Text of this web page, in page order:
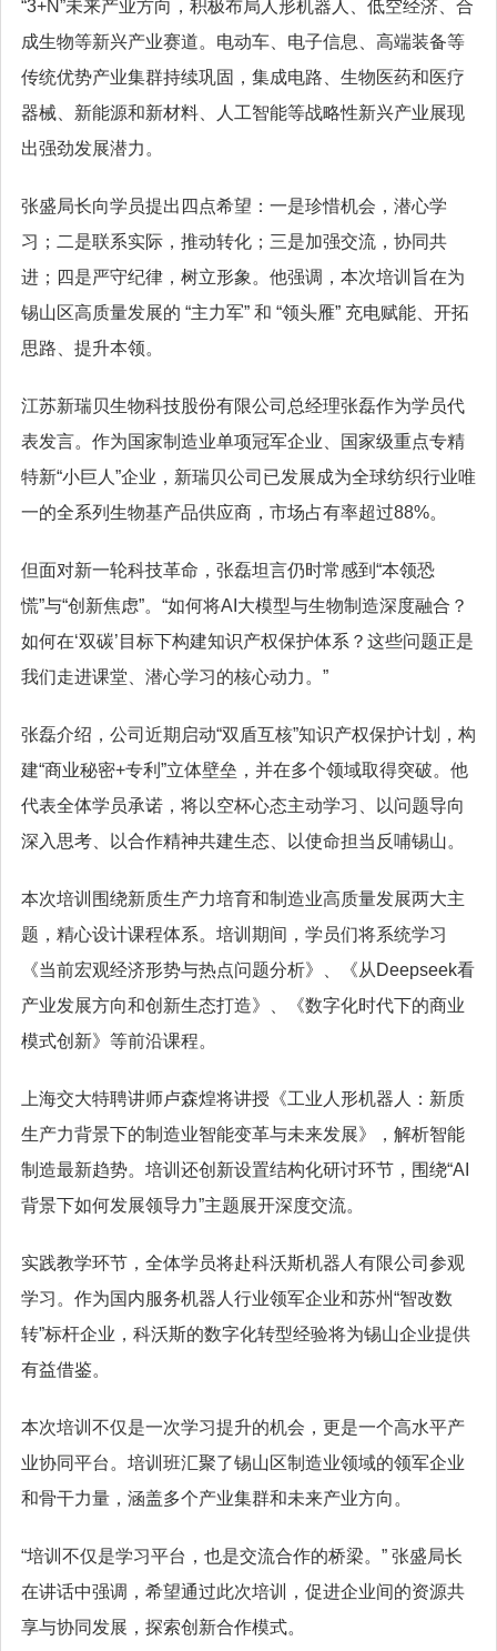
“3+N”未来产业方向，积极布局人形机器人、低空经济、合
成生物等新兴产业赛道。电动车、电子信息、高端装备等
传统优势产业集群持续巩固，集成电路、生物医药和医疗
器械、新能源和新材料、人工智能等战略性新兴产业展现
出强劲发展潜力。
张盛局长向学员提出四点希望：一是珍惜机会，潜心学
习；二是联系实际，推动转化；三是加强交流，协同共
进；四是严守纪律，树立形象。他强调，本次培训旨在为
锡山区高质量发展的 “主力军” 和 “领头雁” 充电赋能、开拓
思路、提升本领。
江苏新瑞贝生物科技股份有限公司总经理张磊作为学员代
表发言。作为国家制造业单项冠军企业、国家级重点专精
特新“小巨人”企业，新瑞贝公司已发展成为全球纺织行业唯
一的全系列生物基产品供应商，市场占有率超过88%。
但面对新一轮科技革命，张磊坦言仍时常感到“本领恐
慌”与“创新焦虑”。“如何将AI大模型与生物制造深度融合？
如何在‘双碳’目标下构建知识产权保护体系？这些问题正是
我们走进课堂、潜心学习的核心动力。”
张磊介绍，公司近期启动“双盾互核”知识产权保护计划，构
建“商业秘密+专利”立体壁垒，并在多个领域取得突破。他
代表全体学员承诺，将以空杯心态主动学习、以问题导向
深入思考、以合作精神共建生态、以使命担当反哺锡山。
本次培训围绕新质生产力培育和制造业高质量发展两大主
题，精心设计课程体系。培训期间，学员们将系统学习
《当前宏观经济形势与热点问题分析》、《从Deepseek看
产业发展方向和创新生态打造》、《数字化时代下的商业
模式创新》等前沿课程。
上海交大特聘讲师卢森煌将讲授《工业人形机器人：新质
生产力背景下的制造业智能变革与未来发展》，解析智能
制造最新趋势。培训还创新设置结构化研讨环节，围绕“AI
背景下如何发展领导力”主题展开深度交流。
实践教学环节，全体学员将赴科沃斯机器人有限公司参观
学习。作为国内服务机器人行业领军企业和苏州“智改数
转”标杆企业，科沃斯的数字化转型经验将为锡山企业提供
有益借鉴。
本次培训不仅是一次学习提升的机会，更是一个高水平产
业协同平台。培训班汇聚了锡山区制造业领域的领军企业
和骨干力量，涵盖多个产业集群和未来产业方向。
“培训不仅是学习平台，也是交流合作的桥梁。” 张盛局长
在讲话中强调，希望通过此次培训，促进企业间的资源共
享与协同发展，探索创新合作模式。